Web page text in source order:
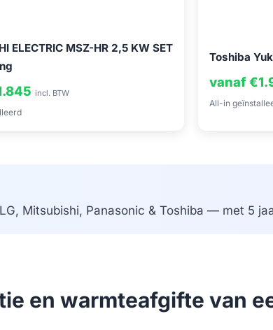
ELECTRIC MSZ-HR 2,5 KW SET
incl. BTW
Toshiba
vanaf
All-in
Mitsubishi, Panasonic & Toshiba — met 5
en warmteafgifte van